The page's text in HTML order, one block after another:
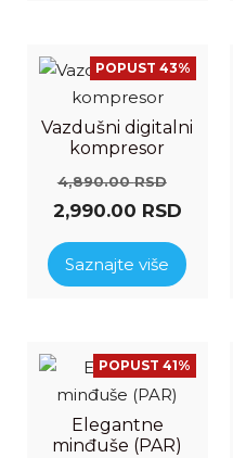
POPUST 43%
Vazdušni digitalni
kompresor
4,890.00RSD
2,990.00 RSD
Saznajte više
POPUST 41%
Elegantne
minđuše (PAR)